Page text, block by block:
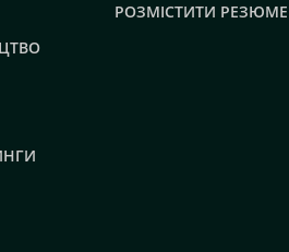
РОЗМІСТИТИ РЕЗЮМЕ